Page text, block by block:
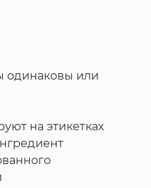
одинаковы или
на этикетках